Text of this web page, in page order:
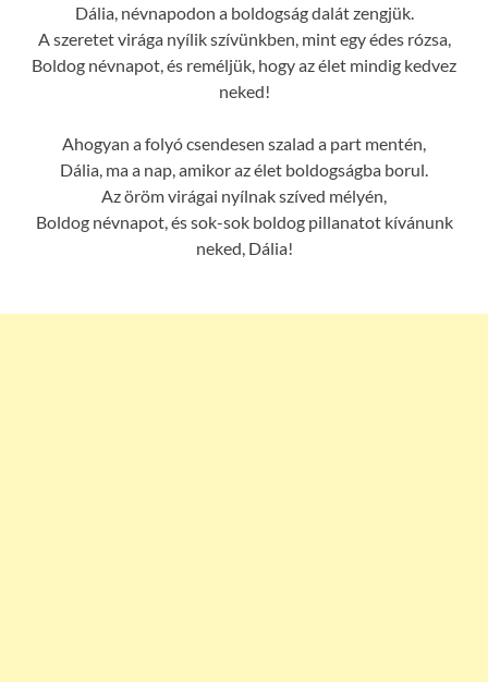
Dália, névnapodon a boldogság dalát zengjük.
A szeretet virága nyílik szívünkben, mint egy édes rózsa,
Boldog névnapot, és reméljük, hogy az élet mindig kedvez
neked!
Ahogyan a folyó csendesen szalad a part mentén,
Dália, ma a nap, amikor az élet boldogságba borul.
Az öröm virágai nyílnak szíved mélyén,
Boldog névnapot, és sok-sok boldog pillanatot kívánunk
neked, Dália!